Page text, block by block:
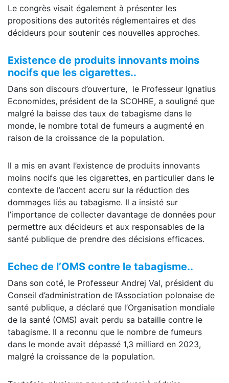
Le congrès visait également à présenter les
propositions des autorités réglementaires et des
décideurs pour soutenir ces nouvelles approches.
Existence de produits innovants moins
nocifs que les cigarettes..
Dans son discours d’ouverture, le Professeur Ignatius
Economides, président de la SCOHRE, a souligné que
malgré la baisse des taux de tabagisme dans le
monde, le nombre total de fumeurs a augmenté en
raison de la croissance de la population.
Il a mis en avant l’existence de produits innovants
moins nocifs que les cigarettes, en particulier dans le
contexte de l’accent accru sur la réduction des
dommages liés au tabagisme. Il a insisté sur
l’importance de collecter davantage de données pour
permettre aux décideurs et aux responsables de la
santé publique de prendre des décisions efficaces.
Echec de l’OMS contre le tabagisme..
Dans son coté, le Professeur Andrej Val, président du
Conseil d’administration de l’Association polonaise de
santé publique, a déclaré que l’Organisation mondiale
de la santé (OMS) avait perdu sa bataille contre le
tabagisme. Il a reconnu que le nombre de fumeurs
dans le monde avait dépassé 1,3 milliard en 2023,
malgré la croissance de la population.